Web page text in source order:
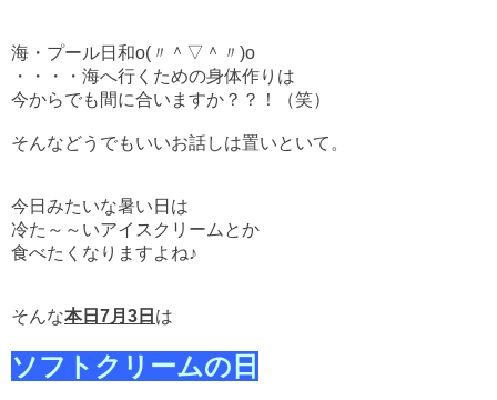
海・プール日和o(〃＾▽＾〃)o
・・・・海へ行くための身体作りは
今からでも間に合いますか？？！（笑）
そんなどうでもいいお話しは置いといて。
今日みたいな暑い日は
冷た～～いアイスクリームとか
食べたくなりますよね♪
そんな本日7月3日 は
ソフトクリームの日